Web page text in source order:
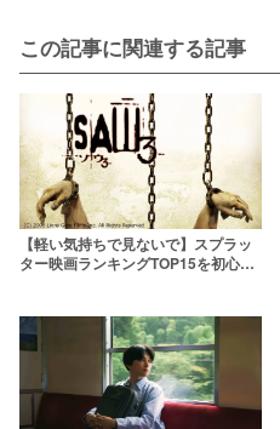
この記事に関連する記事
【軽い気持ちで見ないで】スプラッ
ター映画ランキングTOP15を初心者